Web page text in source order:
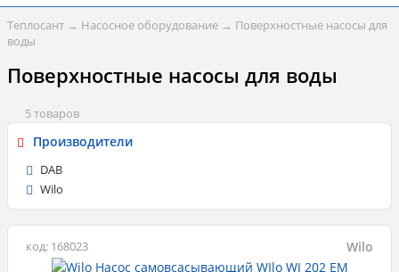
Теплосант → Насосное оборудование → Поверхностные насосы для
воды
Поверхностные насосы для воды
5 товаров
Производители
DAB
Wilo
код: 168023 Wilo